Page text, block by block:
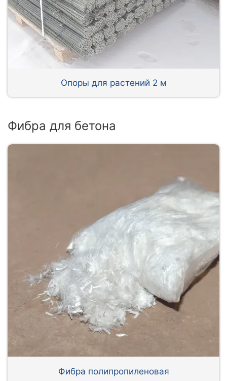
Опоры для растений 2 м
Фибра для бетона
Фибра полипропиленовая